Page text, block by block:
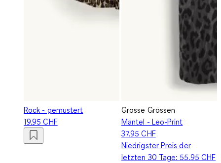
Rock - gemustert
19.95 CHF
Grosse Grössen
Mantel - Leo-Print
37.95 CHF
Niedrigster Preis der
letzten 30 Tage: 55.95 CHF